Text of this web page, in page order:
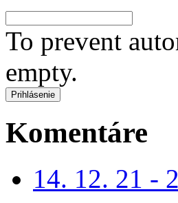
To prevent
empty.
Komentáre
14. 12. 21 -